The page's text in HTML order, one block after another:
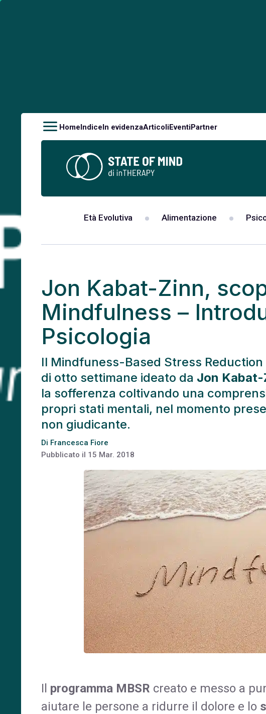
HomeIndiceIn evidenzaArticoliEventiPartner
Età Evolutiva Alimentazione
Jon Kabat-Zinn,
Mindfulness –
Psicologia
Il Mindfuness-Based Stress
di otto settimane ideato da Jon Kabat-
la sofferenza coltivando una
propri stati mentali, nel momento
non giudicante.
Di Francesca Fiore
Pubblicato il 15 Mar. 2018
Il programma MBSR creato e messo a
aiutare le persone a ridurre il dolore e lo